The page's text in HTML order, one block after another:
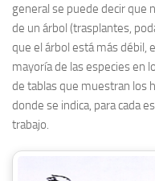
general se puede decir que
de un árbol (trasplantes,
que el árbol está más débil,
mayoría de las especies en
de tablas que muestran los
donde se indica, para cada
trabajo.